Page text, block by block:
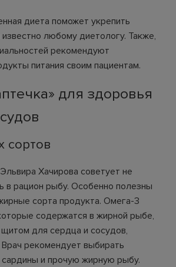
диета поможет укрепить
любому диетологу. Также,
рекомендуют
питания своим пациентам.
для здоровья
сортов
Хачирова советует не
в рацион рыбу. Особенно полезны
сорта продукта. Омега-3
содержатся в жирной рыбе,
для сердца и сосудов,
Врач рекомендует выбирать
и прочую жирную рыбу.